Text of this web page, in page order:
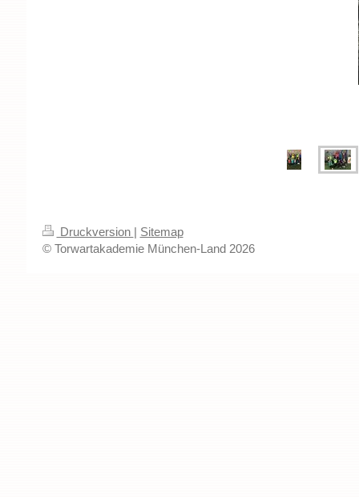
Druckversion | Sitemap
© Torwartakademie München-Land 2026